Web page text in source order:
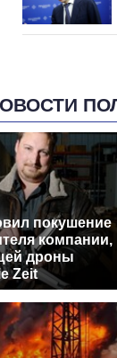
покушение
компании,
дроны
Zeit